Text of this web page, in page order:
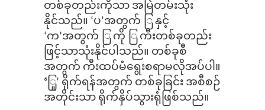
တစ်ခုတည်းကိုသာ အမြဲတမ်းသုံး
နိုင်သည်။ ‘ပ’အတွက် ြ နှင့်
‘က’အတွက် ြ ကို ြ ကီးတစ်ခုတည်း
ဖြင့်သာသုံးနိုင်ပါသည်။ တစ်ခုစီ
အတွက် ကီးထပ်မံရွေးစရာမလိုအပ်ပါ။
‘ြှု’ ရိုက်ရန်အတွက် တစ်ခုခြင်း အစီစဉ်
အတိုင်းသာ ရိုက်နှိပ်သွားရုံဖြစ်သည်။